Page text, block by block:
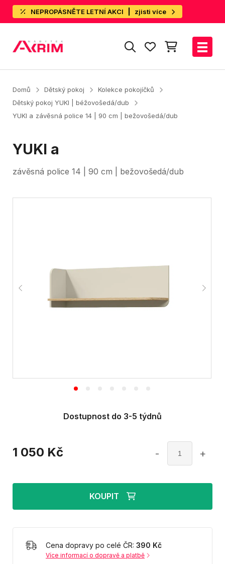
NEPROPÁSNĚTE LETNÍ AKCI zjisti více
Domů Dětský pokoj
Kolekce pokojíčků
Dětský pokoj YUKI | béžovošedá/dub
YUKI a závěsná police 14 | 90 cm | bežovošedá/dub
YUKI a
závěsná police 14 | 90 cm | bežovošedá/dub
Dostupnost do 3-5 týdnů
1 050 Kč - +
KOUPIT
Cena dopravy po celé ČR: 390 Kč
Více informací o dopravě a platbě